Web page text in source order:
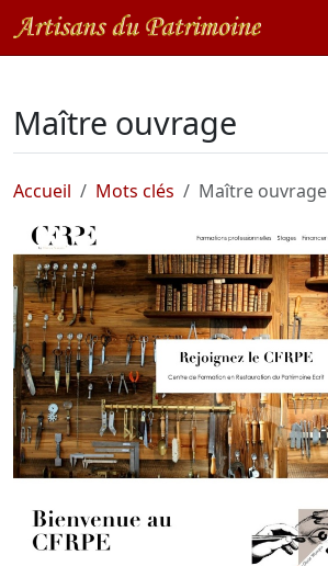
Maître ouvrage
Accueil Mots clés Maître ouvrage